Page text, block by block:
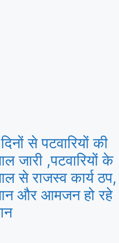
से पटवारियों की
जारी ,पटवारियों के
से राजस्व कार्य ठप,
और आमजन हो रहे